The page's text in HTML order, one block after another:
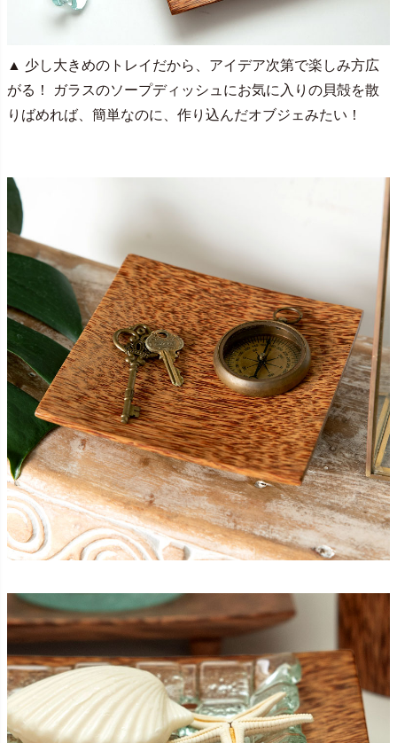
▲ 少し大きめのトレイだから、アイデア次第で楽しみ方広
がる！ ガラスのソープディッシュにお気に入りの貝殻を散
りばめれば、簡単なのに、作り込んだオブジェみたい！